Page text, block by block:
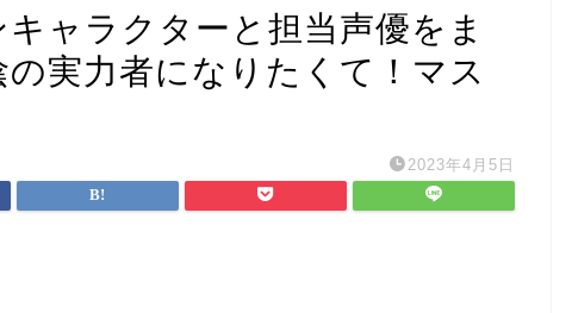
キャラクターと担当声優をま
実力者になりたくて！マス
2023年4月5日